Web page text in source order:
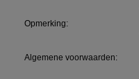
Opmerking:
Algemene voorwaarden: